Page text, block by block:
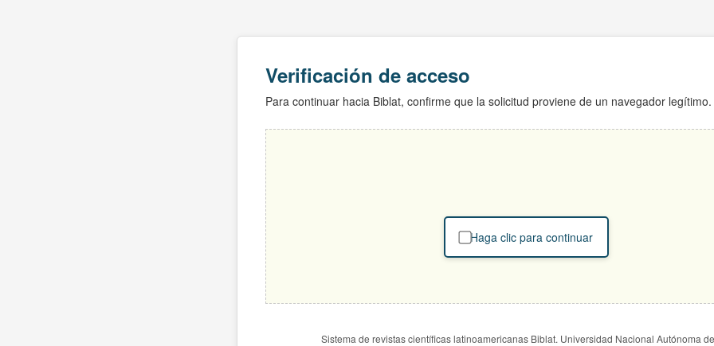
Verificación de acceso
Para continuar hacia Biblat, confirme que la solicitud proviene de un navegador legítimo.
Haga clic para continuar
Sistema de revistas científicas latinoamericanas Biblat. Universidad Nacional Autónoma